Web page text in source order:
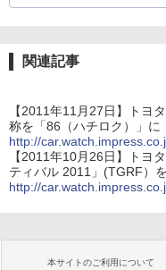
関連記事
【2011年11月27日】トヨ
称を「86（ハチロク）」に
http://
【2011年10月26日】トヨ
ティバル 2011」(TGRF）
http://
本サイトのご利用について